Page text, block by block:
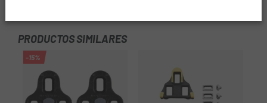
PRODUCTOS SIMILARES
-15%